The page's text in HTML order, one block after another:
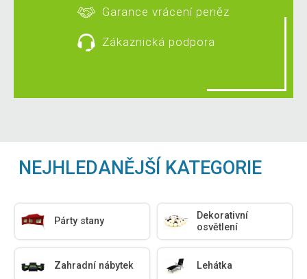
Garance vrácení peněz
Zákaznická podpora
NEJHLEDANĚJŠÍ KATEGORIE
Párty stany
Dekorativní
osvětlení
Zahradní nábytek Lehátka